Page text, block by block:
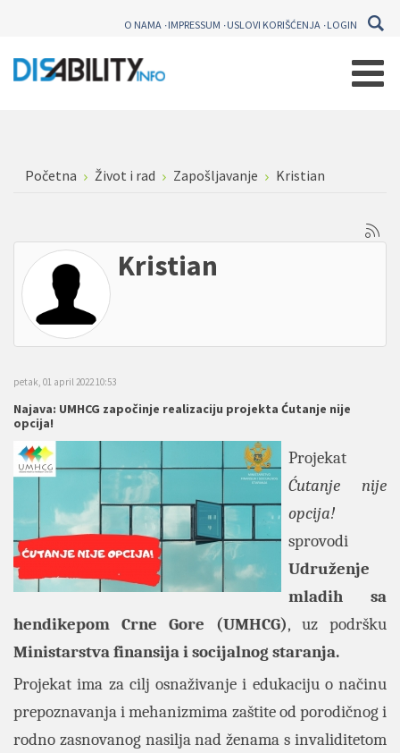
O NAMA IMPRESSUM USLOVI KORIŠĆENJA LOGIN
Početna Život i rad Zapošljavanje Kristian
Kristian
petak, 01 april 2022 10:53
Najava: UMHCG započinje realizaciju projekta Ćutanje nije
opcija!
Projekat
Ćutanje nije
opcija!
sprovodi
Udruženje
mladih sa
hendikepom Crne Gore (UMHCG), uz podršku
Ministarstva finansija i socijalnog staranja.
Projekat ima za cilj osnaživanje i edukaciju o načinu
prepoznavanja i mehanizmima zaštite od porodičnog i
rodno zasnovanog nasilja nad ženama s invaliditetom